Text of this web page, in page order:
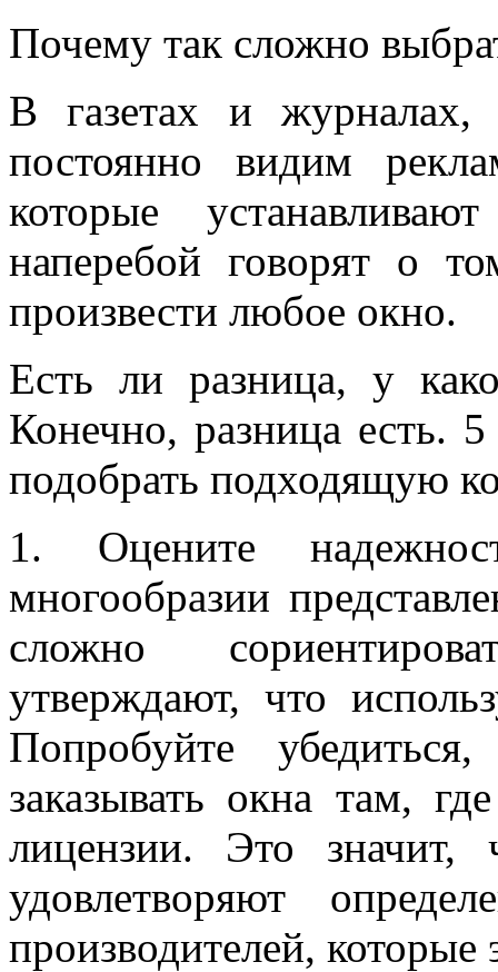
Почему так сложно
В газетах и
постоянно видим
которые
наперебой говорят о
произвести любое окно.
Есть ли разница, у
Конечно, разница есть.
подобрать подходящую
1. Оцените
многообразии
сложно
утверждают, что
Попробуйте
заказывать окна там,
лицензии. Это значит,
удовлетворяют
производителей,